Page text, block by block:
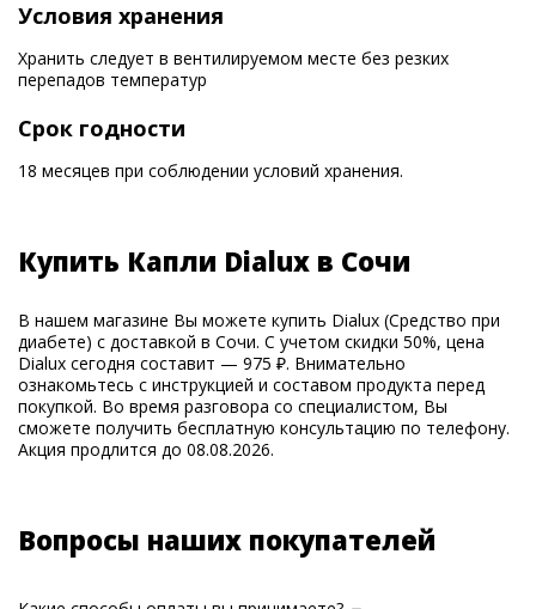
Условия хранения
Хранить следует в вентилируемом месте без резких
перепадов температур
Срок годности
18 месяцев при соблюдении условий хранения.
Купить Капли Dialux в Сочи
В нашем магазине Вы можете купить Dialux (Средство при
диабете) с доставкой в Сочи. С учетом скидки 50%, цена
Dialux сегодня составит — 975 ₽. Внимательно
ознакомьтесь с инструкцией и составом продукта перед
покупкой. Во время разговора со специалистом, Вы
сможете получить бесплатную консультацию по телефону.
Акция продлится до 08.08.2026.
Вопросы наших покупателей